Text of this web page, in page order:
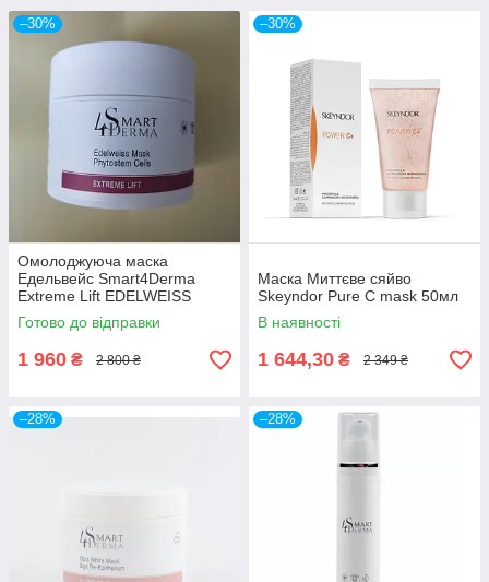
–30%
Омолоджуюча маска
Едельвейс Smart4Derma
Extreme Lift EDELWEISS
MASK PHYTOSTEM CELLS
300мл
Готово до відправки
1 960 ₴ 2 800 ₴
–30%
Маска Миттєве сяйво
Skeyndor Pure C mask 50мл
В наявності
1 644,30 ₴ 2 349 ₴
–28% –28%